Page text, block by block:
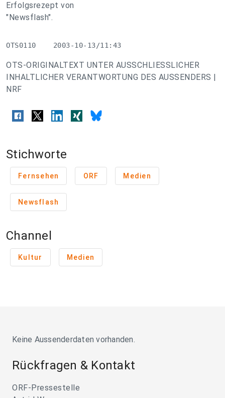
Erfolgsrezept von
"Newsflash".
OTS0110    2003-10-13/11:43
OTS-ORIGINALTEXT UNTER AUSSCHLIESSLICHER
INHALTLICHER VERANTWORTUNG DES AUSSENDERS |
NRF
Stichworte
Fernsehen ORF Medien
Newsflash
Channel
Kultur Medien
Keine Aussenderdaten vorhanden.
Rückfragen & Kontakt
ORF-Pressestelle